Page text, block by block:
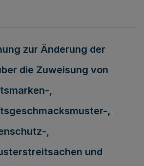
zur Änderung der
die Zuweisung von
,
,
,
und